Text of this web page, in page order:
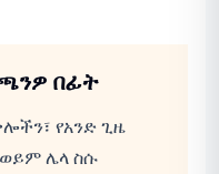
በፊት
የአንድ ጊዜ
ሌላ ስሱ